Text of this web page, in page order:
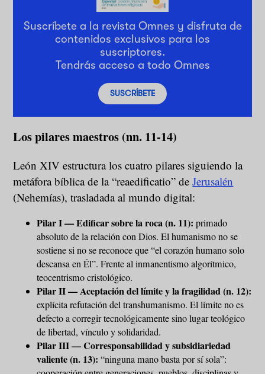
Suscríbete a la revista Omnes y disfruta de
contenidos exclusivos para los
suscriptores.
Tendrás acceso a todo Omnes
SUSCRÍBETE
Los pilares maestros (nn. 11-14)
León XIV estructura los cuatro pilares siguiendo la
metáfora bíblica de la “reaedificatio” deJerusalén
(Nehemías), trasladada al mundo digital:
Pilar I — Edificar sobre la roca (n. 11): primado
absoluto de la relación con Dios. El humanismo no se
sostiene si no se reconoce que “el corazón humano solo
descansa en Él”. Frente al inmanentismo algorítmico,
teocentrismo cristológico.
Pilar II — Aceptación del límite y la fragilidad (n. 12):
explícita refutación del transhumanismo. El límite no es
defecto a corregir tecnológicamente sino lugar teológico
de libertad, vínculo y solidaridad.
Pilar III — Corresponsabilidad y subsidiariedad
valiente (n. 13): “ninguna mano basta por sí sola”: